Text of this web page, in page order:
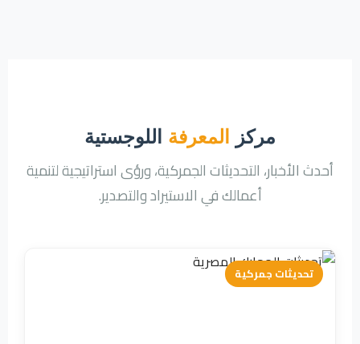
مركز المعرفة اللوجستية
أحدث الأخبار، التحديثات الجمركية، ورؤى استراتيجية لتنمية
أعمالك في الاستيراد والتصدير.
تحديثات جمركية